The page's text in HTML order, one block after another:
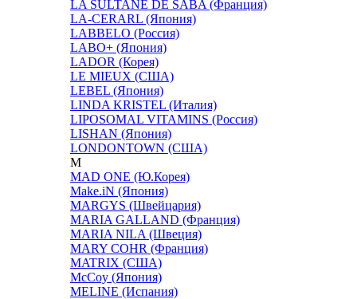
LA SULTANE DE SABA (Франция)
LA-CERARL (Япония)
LABBELO (Россия)
LABO+ (Япония)
LADOR (Корея)
LE MIEUX (США)
LEBEL (Япония)
LINDA KRISTEL (Италия)
LIPOSOMAL VITAMINS (Россия)
LISHAN (Япония)
LONDONTOWN (США)
M
MAD ONE (Ю.Корея)
Make.iN (Япония)
MARGYS (Швейцария)
MARIA GALLAND (Франция)
MARIA NILA (Швеция)
MARY COHR (Франция)
MATRIX (США)
McCoy (Япония)
MELINE (Испания)